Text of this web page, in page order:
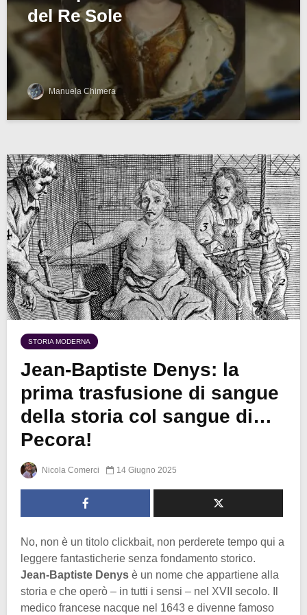
del Re Sole
Manuela Chimera
STORIA MODERNA
Jean-Baptiste Denys: la
prima trasfusione di sangue
della storia col sangue di…
Pecora!
Nicola Comerci 14 Giugno 2025
No, non è un titolo clickbait, non perderete tempo qui a
leggere fantasticherie senza fondamento storico.
Jean-Baptiste Denys è un nome che appartiene alla
storia e che operò – in tutti i sensi – nel XVII secolo. Il
medico francese nacque nel 1643 e divenne famoso